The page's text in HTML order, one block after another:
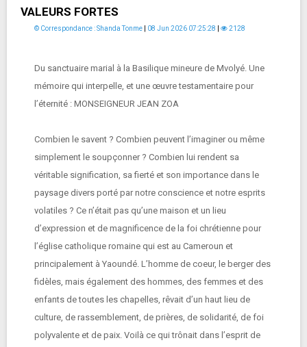
VALEURS FORTES
© Correspondance : Shanda Tonme 08 Jun 2026 07:25:28 2128
Du sanctuaire marial à la Basilique mineure de Mvolyé. Une
mémoire qui interpelle, et une œuvre testamentaire pour
l’éternité : MONSEIGNEUR JEAN ZOA
Combien le savent ? Combien peuvent l’imaginer ou même
simplement le soupçonner ? Combien lui rendent sa
véritable signification, sa fierté et son importance dans le
paysage divers porté par notre conscience et notre esprits
volatiles ? Ce n’était pas qu’une maison et un lieu
d’expression et de magnificence de la foi chrétienne pour
l’église catholique romaine qui est au Cameroun et
principalement à Yaoundé. L’homme de coeur, le berger des
fidèles, mais également des hommes, des femmes et des
enfants de toutes les chapelles, rêvait d’un haut lieu de
culture, de rassemblement, de prières, de solidarité, de foi
polyvalente et de paix. Voilà ce qui trônait dans l’esprit de